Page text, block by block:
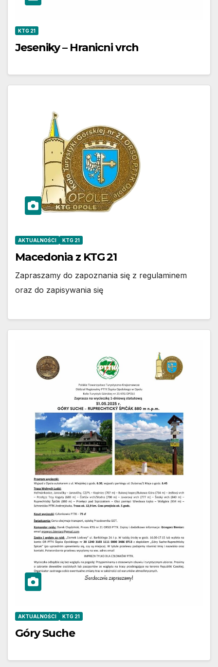
KTG 21
Jeseniky – Hranicni vrch
AKTUALNOŚCI KTG 21
Macedonia z KTG 21
Zapraszamy do zapoznania się z regulaminem
oraz do zapisywania się
AKTUALNOŚCI KTG 21
Góry Suche